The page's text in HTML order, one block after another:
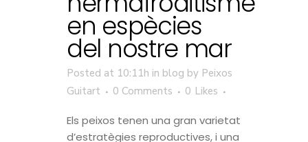
en espècies
del nostre mar
Posted at 10:11h in blog by Peixos
Guitart
0 Comments 0 Likes
Els peixos tenen una gran varietat
d’estratègies reproductives, i una